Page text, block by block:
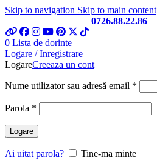
Skip to navigation Skip to main content
0726.88.22.86
0 Lista de dorinte
Logare / Inregistrare
LogareCreeaza un cont
Nume utilizator sau adresă email *
Parola *
Logare
Ai uitat parola? Tine-ma minte